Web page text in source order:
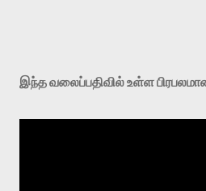
இந்த வலைப்பதிவில் உள்ள